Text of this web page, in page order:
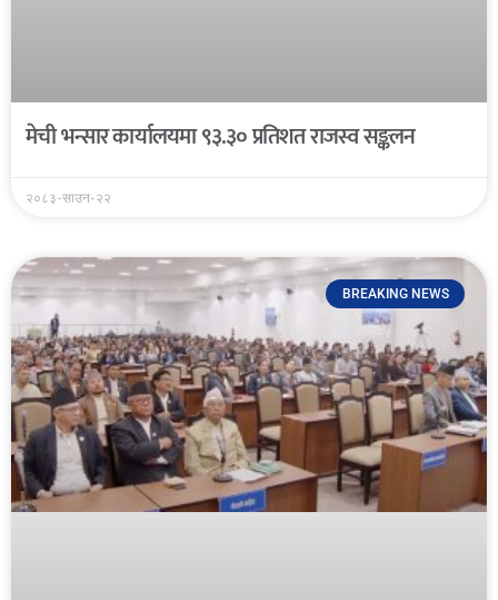
मेची भन्सार कार्यालयमा ९३.३० प्रतिशत राजस्व सङ्कलन
२०८३-साउन-२२
BREAKING NEWS